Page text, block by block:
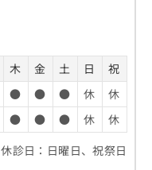
木 金 土 日
祝
● ● ● 休
休
● ● ● 休
休
休診日：日曜日、祝祭日